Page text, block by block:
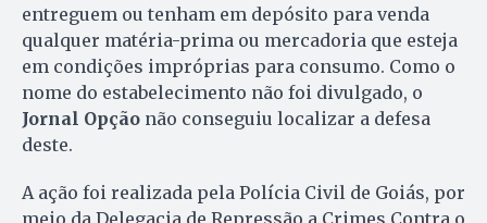
entreguem ou tenham em depósito para venda
qualquer matéria-prima ou mercadoria que esteja
em condições impróprias para consumo. Como o
nome do estabelecimento não foi divulgado, o
Jornal Opção não conseguiu localizar a defesa
deste.
A ação foi realizada pela Polícia Civil de Goiás, por
meio da Delegacia de Repressão a Crimes Contra o